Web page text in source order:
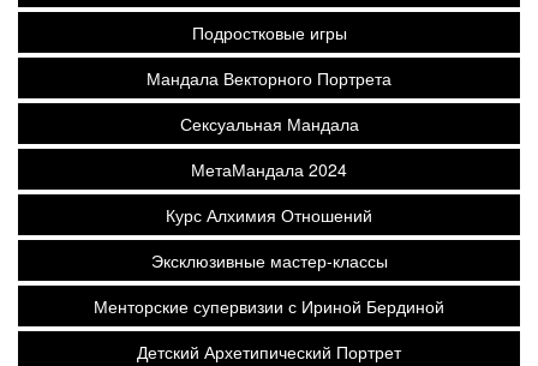
Подростковые игры
Мандала Векторного Портрета
Сексуальная Мандала
МетаМандала 2024
Курс Алхимия Отношений
Эксклюзивные мастер-классы
Менторские супервизии с Ириной Бердиной
Детский Архетипический Портрет